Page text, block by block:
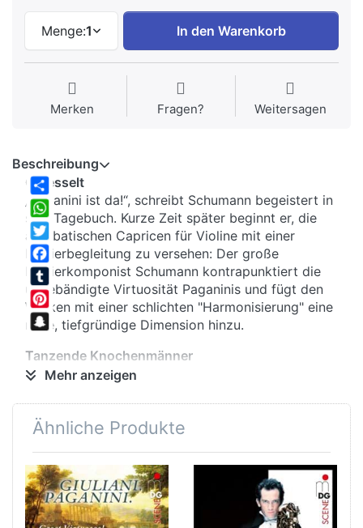
Menge:1 In den Warenkorb
Merken Fragen? Weitersagen
Share
WhatsApp
Twitter
Facebook
Tumblr
Pinterest
Beschreibung
Gefesselt
„Paganini ist da!“, schreibt Schumann begeistert in
sein Tagebuch. Kurze Zeit später beginnt er, die
akrobatischen Capricen für Violine mit einer
Klavierbegleitung zu versehen: Der große
Klavierkomponist Schumann kontrapunktiert die
ungebändigte Virtuosität Paganinis und fügt den
Werken mit einer schlichten "Harmonisierung" eine
neue, tiefgründige Dimension hinzu.
Tanzende Knochenmänner
Paganini, der Teufelsgeiger, exzentrisch wie eine
Violine. Dämonisch wirkt sein Spiel auf das
biedermeierlich brave Publikum. So erschienen
Frauen, tanzenden Skeletten und Nebelgeistern
zeigen! Musikalisch sind es besonders seine
Capricen op. 1, die die Welt in Atem halten.
Mehr anzeigen
Ähnliche Produkte